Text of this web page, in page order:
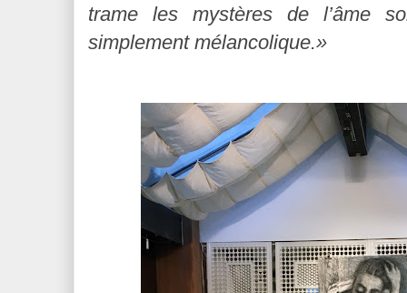
trame les mystères de l’âme
simplement mélancolique.»